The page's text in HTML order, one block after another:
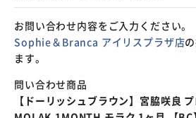
お問い合わせ内容をご入力ください。
Sophie＆Branca アイリスプラザ店
ます。
問い合わせ商品
【ドーリッシュブラウン】宮脇咲良